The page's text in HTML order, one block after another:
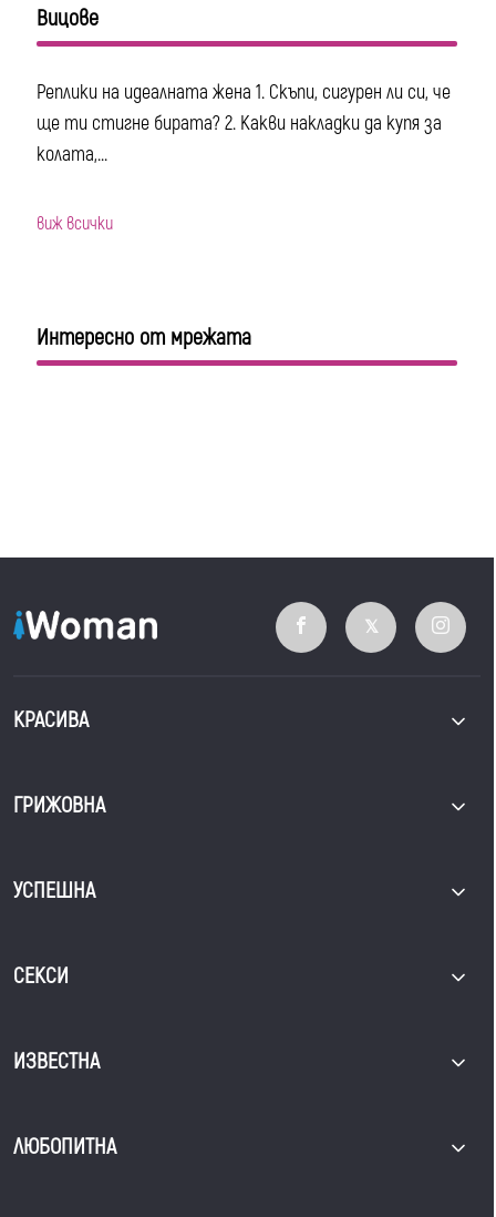
Вицове
Реплики на идеалната жена 1. Скъпи, сигурен ли си, че
ще ти стигне бирата? 2. Какви накладки да купя за
колата,...
виж всички
Интересно от мрежата
КРАСИВА
ГРИЖОВНА
УСПЕШНА
СЕКСИ
ИЗВЕСТНА
ЛЮБОПИТНА